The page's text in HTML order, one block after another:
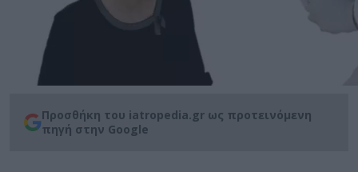
Προσθήκη του iatropedia.gr ως προτεινόμενη
πηγή στην Google